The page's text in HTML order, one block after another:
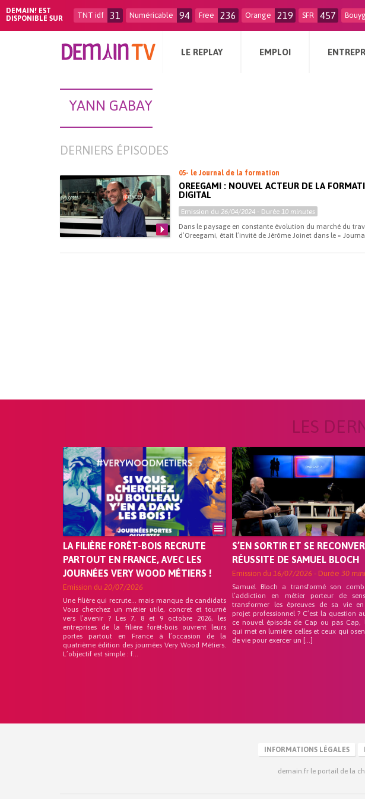
DEMAIN! EST
DISPONIBLE SUR
TNT idf 31 Numéricable 94 Free 236 Orange 219 SFR 457
LE REPLAY EMPLOI
YANN GABAY
DERNIERS ÉPISODES
05- le Journal de la formation
OREEGAMI : NOUVEL ACTEUR DE LA
DIGITAL
Emission du26/04/2024 - Durée10 minutes
Dans le paysage en constante évolution du marché du
d’Oreegami, était l’invité de Jérôme Joinet dans le «
LES
LA FILIÈRE FORÊT-BOIS RECRUTE
PARTOUT EN FRANCE, AVEC LES
JOURNÉES VERY WOOD MÉTIERS !
Emission du 20/07/2026
Une filière qui recrute… mais manque de candidats
Vous cherchez un métier utile, concret et tourné
vers l’avenir ? Les 7, 8 et 9 octobre 2026, les
entreprises de la filière forêt-bois ouvrent leurs
portes partout en France à l’occasion de la
quatrième édition des journées Very Wood Métiers.
L’objectif est simple : f...
S’EN SORTIR ET SE
RÉUSSITE DE SAMUEL BLOCH
Emission du16/07/2026 - Durée30
Samuel Bloch a transformé son
l’addiction en métier porteur de
transformer les épreuves de sa vie
projet professionnel ? C’est la question
ce nouvel épisode de Cap ou pas Cap,
qui met en lumière celles et ceux qui
de vie pour exercer un […]
INFORMATIONS LÉGALES
demain.fr le portail de la